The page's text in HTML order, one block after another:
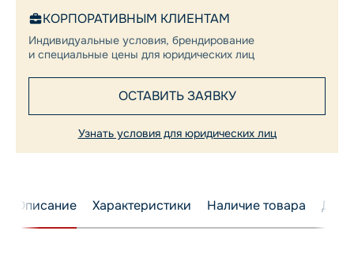
КОРПОРАТИВНЫМ КЛИЕНТАМ
Индивидуальные условия, брендирование
и специальные цены для юридических лиц
ОСТАВИТЬ ЗАЯВКУ
Узнать условия для юридических лиц
Описание Характеристики Наличие товара